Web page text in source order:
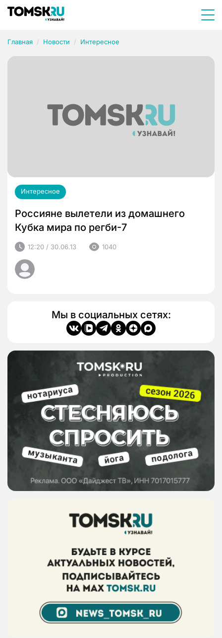
Главная Новости Интересное
Интересное
Россияне вылетели из домашнего
Кубка мира по регби-7
12:20 / 30.06.13 1040
Мы в социальных сетях: